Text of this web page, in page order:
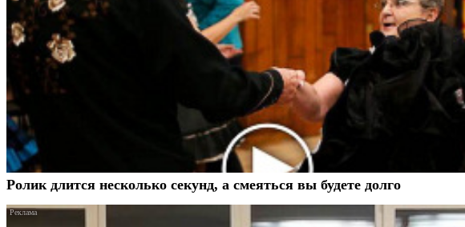
Ролик длится несколько секунд, а смеяться вы будете долго